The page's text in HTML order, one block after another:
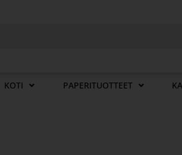
KOTI PAPERITUOTTEET